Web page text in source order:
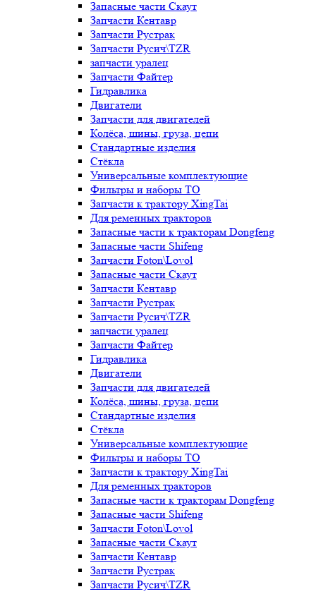
Запасные части Скаут
Запчасти Кентавр
Запчасти Рустрак
Запчасти Русич\TZR
запчасти уралец
Запчасти Файтер
Гидравлика
Двигатели
Запчасти для двигателей
Колёса, шины, груза, цепи
Стандартные изделия
Стёкла
Универсальные комплектующие
Фильтры и наборы ТО
Запчасти к трактору XingTai
Для ременных тракторов
Запасные части к тракторам Dongfeng
Запасные части Shifeng
Запчасти Foton\Lovol
Запасные части Скаут
Запчасти Кентавр
Запчасти Рустрак
Запчасти Русич\TZR
запчасти уралец
Запчасти Файтер
Гидравлика
Двигатели
Запчасти для двигателей
Колёса, шины, груза, цепи
Стандартные изделия
Стёкла
Универсальные комплектующие
Фильтры и наборы ТО
Запчасти к трактору XingTai
Для ременных тракторов
Запасные части к тракторам Dongfeng
Запасные части Shifeng
Запчасти Foton\Lovol
Запасные части Скаут
Запчасти Кентавр
Запчасти Рустрак
Запчасти Русич\TZR